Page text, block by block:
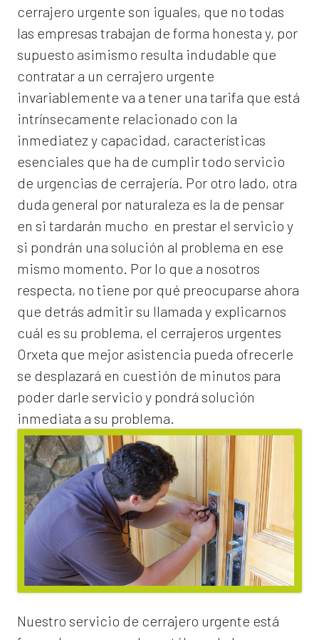
cerrajero urgente son iguales, que no todas
las empresas trabajan de forma honesta y, por
supuesto asimismo resulta indudable que
contratar a un cerrajero urgente
invariablemente va a tener una tarifa que está
intrínsecamente relacionado con la
inmediatez y capacidad, características
esenciales que ha de cumplir todo servicio
de urgencias de cerrajería. Por otro lado, otra
duda general por naturaleza es la de pensar
en si tardarán mucho en prestar el servicio y
si pondrán una solución al problema en ese
mismo momento. Por lo que a nosotros
respecta, no tiene por qué preocuparse ahora
que detrás admitir su llamada y explicarnos
cuál es su problema, el cerrajeros urgentes
Orxeta que mejor asistencia pueda ofrecerle
se desplazará en cuestión de minutos para
poder darle servicio y pondrá solución
inmediata a su problema.
Nuestro servicio de cerrajero urgente está